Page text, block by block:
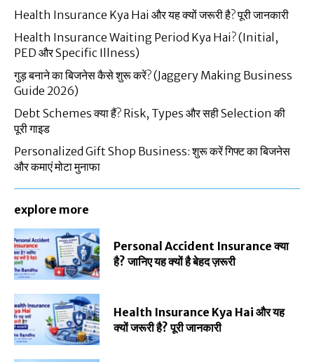
Health Insurance Kya Hai और यह क्यों जरूरी है? पूरी जानकारी
Health Insurance Waiting Period Kya Hai? (Initial,
PED और Specific Illness)
गुड़ बनाने का बिजनेस कैसे शुरू करें? (Jaggery Making Business
Guide 2026)
Debt Schemes क्या हैं? Risk, Types और सही Selection की
पूरी गाइड
Personalized Gift Shop Business: शुरू करें गिफ्ट का बिजनेस
और कमाएं मोटा मुनाफा
explore more
Personal Accident Insurance क्या
है? जानिए यह क्यों है बेहद ज़रूरी
Health Insurance Kya Hai और यह
क्यों जरूरी है? पूरी जानकारी